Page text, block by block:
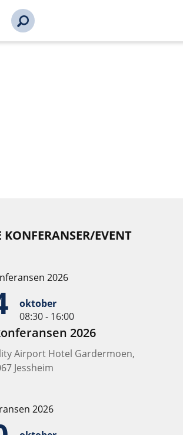
2026-18618-
EVENT
oktober
08:30 - 16:00
2026
Airport Hotel Gardermoen,
Jessheim